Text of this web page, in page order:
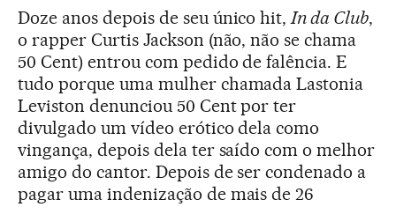
Doze anos depois de seu único hit,In da Club,
o rapper Curtis Jackson (não, não se chama
50 Cent) entrou com pedido de falência. E
tudo porque uma mulher chamada Lastonia
Leviston denunciou 50 Cent por ter
divulgado um vídeo erótico dela como
vingança, depois dela ter saído com o melhor
amigo do cantor. Depois de ser condenado a
pagar uma indenização de mais de 26